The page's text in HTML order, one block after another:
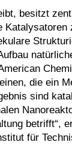
besitzt
Katalysatoren
die ein
sind
betrifft“,
für